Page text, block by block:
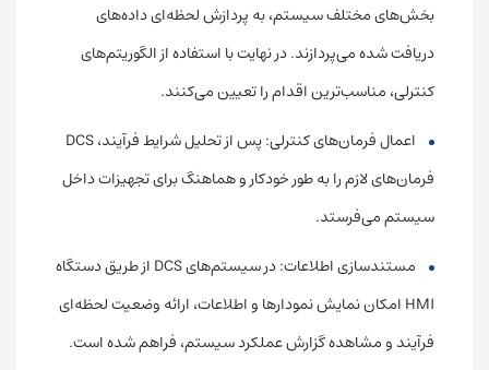
بخش‌های مختلف سیستم، به پردازش لحظه‌ای داده‌های
دریافت شده می‌پردازند. در نهایت با استفاده از الگوریتم‌های
کنترلی، مناسب‌ترین اقدام را تعیین می‌کنند.
اعمال فرمان‌های کنترلی: پس از تحلیل شرایط فرآیند، DCS
فرمان‌های لازم را به طور خودکار و هماهنگ برای تجهیزات داخل
سیستم می‌فرستد.
مستندسازی اطلاعات: در سیستم‌های DCS از طریق دستگاه
HMI امکان نمایش نمودارها و اطلاعات، ارائه وضعیت لحظه‌ای
فرآیند و مشاهده گزارش عملکرد سیستم، فراهم شده است.